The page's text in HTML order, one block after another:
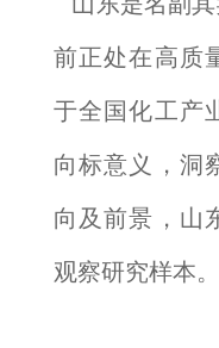
前正处在高质
于全国化工产
向标意义，洞
向及前景，山
观察研究样本。